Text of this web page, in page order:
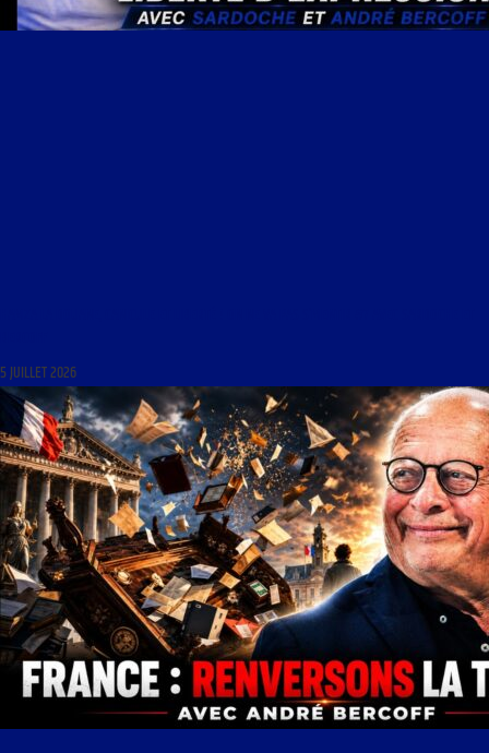
5 JUILLET 2026